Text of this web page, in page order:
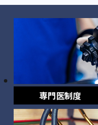
専門医制度